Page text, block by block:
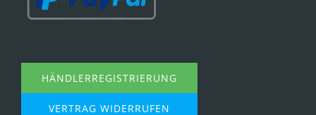
HÄNDLERREGISTRIERUNG
VERTRAG WIDERRUFEN